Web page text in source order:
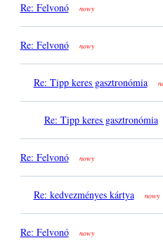
Re: Felvonó nowy
Re: Felvonó nowy
Re: Tipp keres gasztronómia
Re: Tipp keres gasztronómia
Re: Felvonó nowy
Re: kedvezményes kártya nowy
Re: Felvonó nowy